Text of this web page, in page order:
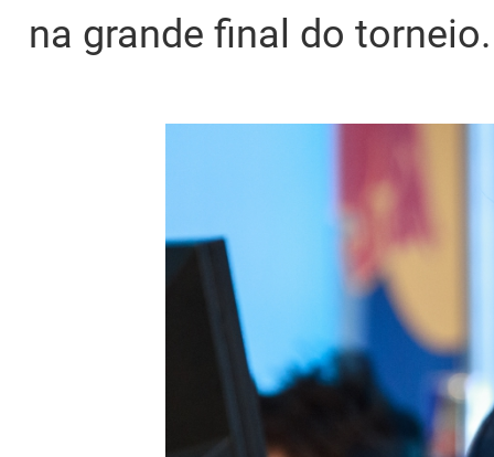
na grande final do torneio.